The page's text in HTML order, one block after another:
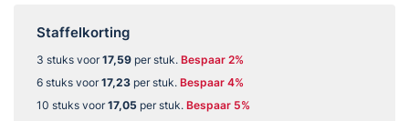
module
voor
230v
Rookmelder
Staffelkorting
3 stuks voor17,59 per stuk. Bespaar 2%
6 stuks voor17,23 per stuk. Bespaar 4%
10 stuks voor17,05 per stuk. Bespaar 5%